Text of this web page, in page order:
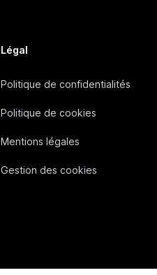
Légal
Politique de confidentialités
Politique de cookies
Mentions légales
Gestion des cookies